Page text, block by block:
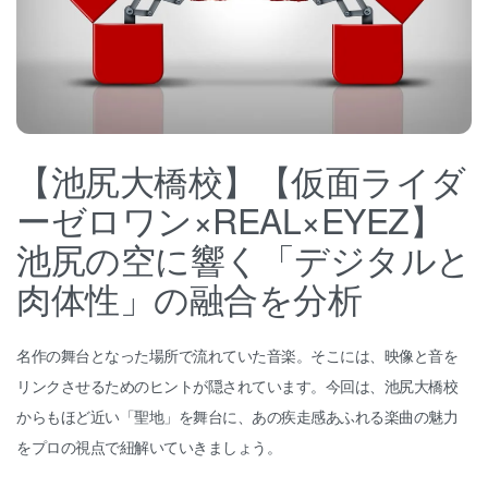
【池尻大橋校】【仮面ライダ
ーゼロワン×REAL×EYEZ】
池尻の空に響く「デジタルと
肉体性」の融合を分析
名作の舞台となった場所で流れていた音楽。そこには、映像と音を
リンクさせるためのヒントが隠されています。今回は、池尻大橋校
からもほど近い「聖地」を舞台に、あの疾走感あふれる楽曲の魅力
をプロの視点で紐解いていきましょう。